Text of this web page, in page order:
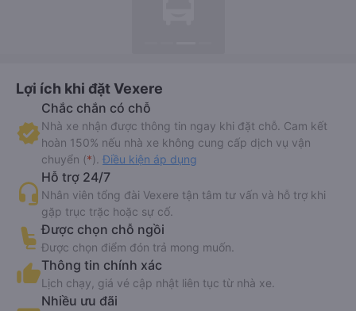
Lợi ích khi đặt Vexere
Chắc chắn có chỗ
Nhà xe nhận được thông tin ngay khi đặt chỗ. Cam kết
hoàn 150% nếu nhà xe không cung cấp dịch vụ vận
chuyển (*). Điều kiện áp dụng
Hỗ trợ 24/7
Nhân viên tổng đài Vexere tận tâm tư vấn và hỗ trợ khi
gặp trục trặc hoặc sự cố.
Được chọn chỗ ngồi
Được chọn điểm đón trả mong muốn.
Thông tin chính xác
Lịch chạy, giá vé cập nhật liên tục từ nhà xe.
Nhiều ưu đãi